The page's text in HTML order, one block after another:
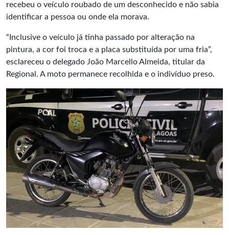
recebeu o veículo roubado de um desconhecido e não sabia
identificar a pessoa ou onde ela morava.
“Inclusive o veículo já tinha passado por alteração na
pintura, a cor foi troca e a placa substituída por uma fria”,
esclareceu o delegado João Marcello Almeida, titular da
Regional. A moto permanece recolhida e o indivíduo preso.